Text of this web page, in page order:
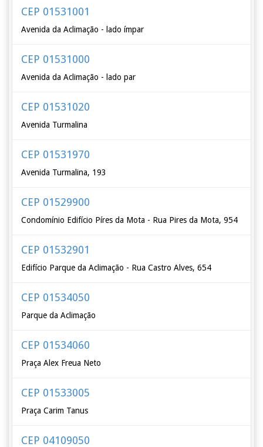
CEP 01531001
Avenida da Aclimação - lado ímpar
CEP 01531000
Avenida da Aclimação - lado par
CEP 01531020
Avenida Turmalina
CEP 01531970
Avenida Turmalina, 193
CEP 01529900
Condomínio Edifício Píres da Mota - Rua Pires da Mota, 954
CEP 01532901
Edifício Parque da Aclimação - Rua Castro Alves, 654
CEP 01534050
Parque da Aclimação
CEP 01534060
Praça Alex Freua Neto
CEP 01533005
Praça Carim Tanus
CEP 04109050